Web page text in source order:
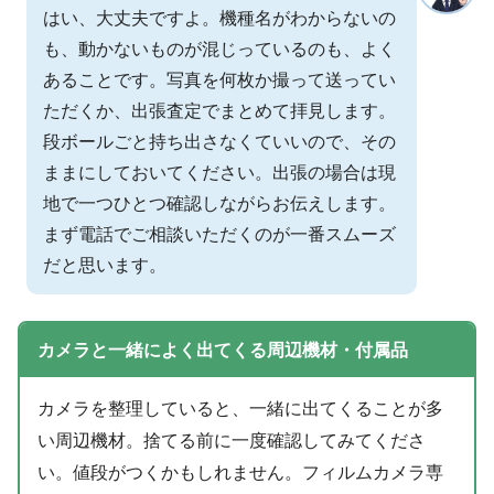
はい、大丈夫ですよ。機種名がわからないの
も、動かないものが混じっているのも、よく
あることです。写真を何枚か撮って送ってい
ただくか、出張査定でまとめて拝見します。
段ボールごと持ち出さなくていいので、その
ままにしておいてください。出張の場合は現
地で一つひとつ確認しながらお伝えします。
まず電話でご相談いただくのが一番スムーズ
だと思います。
カメラと一緒によく出てくる周辺機材・付属品
カメラを整理していると、一緒に出てくることが多
い周辺機材。捨てる前に一度確認してみてくださ
い。値段がつくかもしれません。フィルムカメラ専